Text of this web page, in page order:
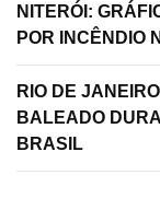
NITERÓI:
POR INCÊNDIO
RIO DE
BALEADO
BRASIL